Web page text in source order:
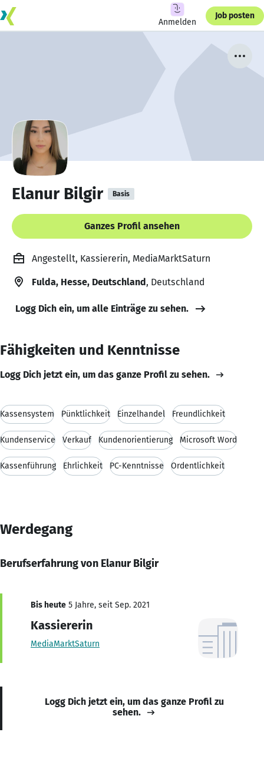
Anmelden
Job posten
Elanur Bilgir Basis
Ganzes Profil ansehen
Angestellt, Kassiererin, MediaMarktSaturn
Fulda, Hesse, Deutschland, Deutschland
Logg Dich ein, um alle Einträge zu sehen.
Fähigkeiten und Kenntnisse
Logg Dich jetzt ein, um das ganze Profil zu sehen.
Kassensystem Pünktlichkeit Einzelhandel Freundlichkeit
Kundenservice Verkauf Kundenorientierung Microsoft Word
Kassenführung Ehrlichkeit PC-Kenntnisse Ordentlichkeit
Werdegang
Berufserfahrung von Elanur Bilgir
Bis heute 5 Jahre, seit Sep. 2021
Kassiererin
MediaMarktSaturn
Logg Dich jetzt ein, um das ganze Profil zu
sehen.